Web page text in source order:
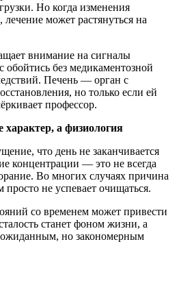
Но когда изменения
может растянуться на
внимание на сигналы
без медикаментозной
Печень — орган с
но только если ей
профессор.
характер, а физиология
что день не заканчивается
концентрации — это не всегда
Во многих случаях причина
просто не успевает очищаться.
со временем может привести
станет фоном жизни, а
но закономерным